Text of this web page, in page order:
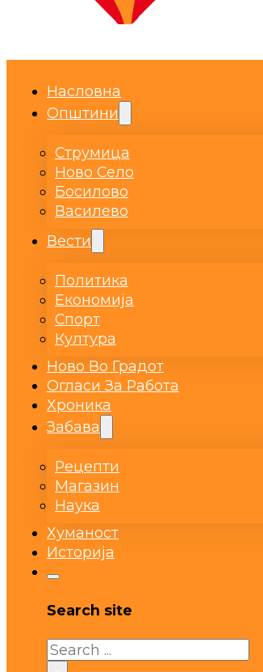
Насловна
Општини
Струмица
Ново Село
Босилово
Василево
Вести
Политика
Економија
Спорт
Култура
Ново Во Градот
Огласи За Работа
Хроника
Забава
Рецепти
Магазин
Наука
Хуманост
Историја
Search site
Search